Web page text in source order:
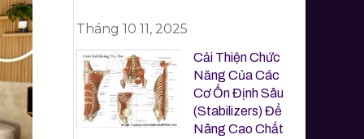
Tháng 10 11, 2025
Cải Thiện Chức
Năng Của Các
Cơ Ổn Định Sâu
(Stabilizers) Để
Nâng Cao Chất